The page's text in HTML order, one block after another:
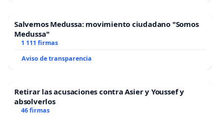
Salvemos Medussa: movimiento ciudadano "Somos
Medussa"
1 111 firmas
Aviso de transparencia
Retirar las acusaciones contra Asier y Youssef y
absolverlos
46 firmas